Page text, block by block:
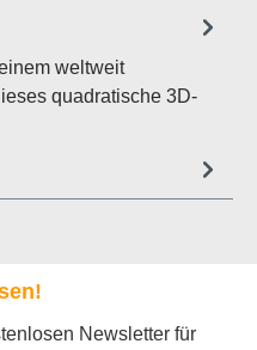
weltweit
quadratische 3D-
Newsletter für